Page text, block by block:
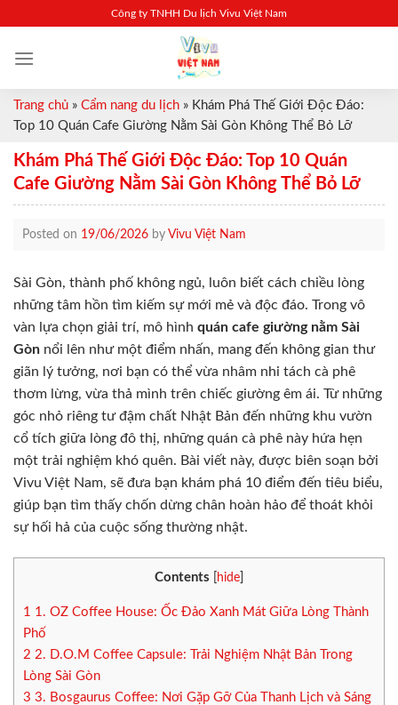
content
Công ty TNHH Du lịch Vivu Việt Nam
Trang chủ » Cẩm nang du lịch » Khám Phá Thế Giới Độc Đáo:
Top 10 Quán Cafe Giường Nằm Sài Gòn Không Thể Bỏ Lỡ
Khám Phá Thế Giới Độc Đáo: Top 10 Quán
Cafe Giường Nằm Sài Gòn Không Thể Bỏ Lỡ
Posted on 19/06/2026 by Vivu Việt Nam
Sài Gòn, thành phố không ngủ, luôn biết cách chiều lòng
những tâm hồn tìm kiếm sự mới mẻ và độc đáo. Trong vô
vàn lựa chọn giải trí, mô hình quán cafe giường nằm Sài
Gòn nổi lên như một điểm nhấn, mang đến không gian thư
giãn lý tưởng, nơi bạn có thể vừa nhâm nhi tách cà phê
thơm lừng, vừa thả mình trên chiếc giường êm ái. Từ những
góc nhỏ riêng tư đậm chất Nhật Bản đến những khu vườn
cổ tích giữa lòng đô thị, những quán cà phê này hứa hẹn
một trải nghiệm khó quên. Bài viết này, được biên soạn bởi
Vivu Việt Nam, sẽ đưa bạn khám phá 10 điểm đến tiêu biểu,
giúp bạn tìm thấy chốn dừng chân hoàn hảo để thoát khỏi
sự hối hả của cuộc sống thường nhật.
Contents hide
1 1. OZ Coffee House: Ốc Đảo Xanh Mát Giữa Lòng Thành
Phố
2 2. D.O.M Coffee Capsule: Trải Nghiệm Nhật Bản Trong
Lòng Sài Gòn
3 3. Bosgaurus Coffee: Nơi Gặp Gỡ Của Thanh Lịch và Sáng